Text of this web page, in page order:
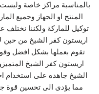
بالمناسبة مراكز خاصة
المنتج او الجهاز وجميع
توكيل للماركة ولكننا نختلف
اريستون كفر الشيخ من حين
تقوم بعملها بشكل افضل
اريستون كفر الشيخ
الشيخ جاهده على استخدام
مما يؤدى الى تحسين قوة